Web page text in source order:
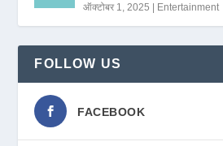
ऑक्टोबर 1, 2025 Entertainment
FOLLOW US
FACEBOOK